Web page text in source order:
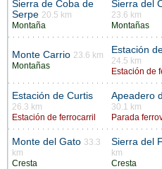
Sierra de Coba de
Serpe 20.5 km
Montaña
Sierra del
23.6 km
Montañas
Monte Carrio 23.6 km
Montañas
Estación
24.5 km
Estación de
Estación de Curtis
26.3 km
Estación de ferrocarril
Apeadero
30.1 km
Parada
Monte del Gato 33.3
km
Cresta
Sierra del
km
Cresta